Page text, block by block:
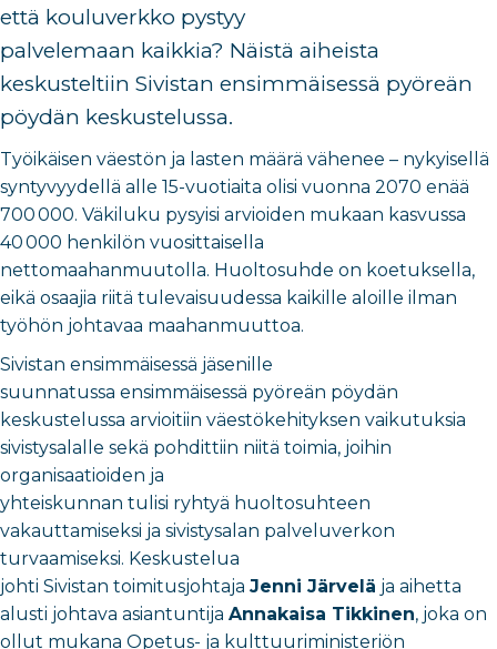
että kouluverkko pystyy
palvelemaan kaikkia? Näistä aiheista
keskusteltiin Sivistan ensimmäisessä pyöreän
pöydän keskustelussa.
Työikäisen väestön ja lasten määrä vähenee – nykyisellä
syntyvyydellä alle 15-vuotiaita olisi vuonna 2070 enää
700 000. Väkiluku pysyisi arvioiden mukaan kasvussa
40 000 henkilön vuosittaisella
nettomaahanmuutolla. Huoltosuhde on koetuksella,
eikä osaajia riitä tulevaisuudessa kaikille aloille ilman
työhön johtavaa maahanmuuttoa.
Sivistan ensimmäisessä jäsenille
suunnatussa ensimmäisessä pyöreän pöydän
keskustelussa arvioitiin väestökehityksen vaikutuksia
sivistysalalle sekä pohdittiin niitä toimia, joihin
organisaatioiden ja
yhteiskunnan tulisi ryhtyä huoltosuhteen
vakauttamiseksi ja sivistysalan palveluverkon
turvaamiseksi. Keskustelua
johti Sivistan toimitusjohtaja Jenni Järvelä ja aihetta
alusti johtava asiantuntija Annakaisa Tikkinen, joka on
ollut mukana Opetus- ja kulttuuriministeriön